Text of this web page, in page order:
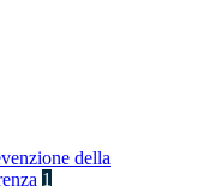
della
1